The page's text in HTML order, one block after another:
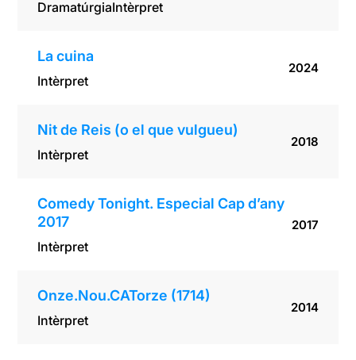
DramatúrgiaIntèrpret
La cuina
Intèrpret
2024
Nit de Reis (o el que vulgueu)
Intèrpret
2018
Comedy Tonight. Especial Cap d’any
2017
Intèrpret
2017
Onze.Nou.CATorze (1714)
Intèrpret
2014